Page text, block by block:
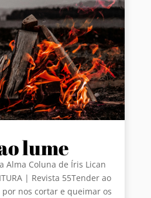
lume
Alma Coluna de Íris Lican
| Revista 55Tender ao
nos cortar e queimar os